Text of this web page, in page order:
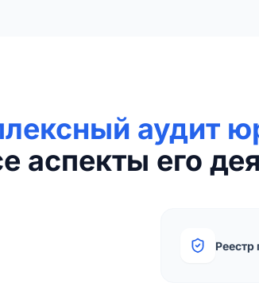
аудит
аспекты его
Реестр